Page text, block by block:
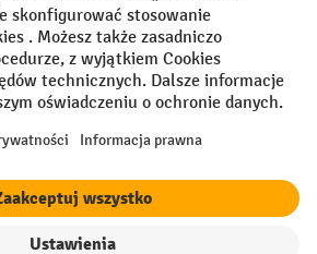
PL
danych
shipping costsand possible delivery charges,